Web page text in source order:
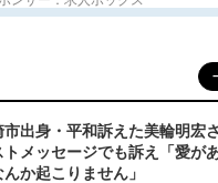
市出身・平和訴えた美輪明宏
トメッセージでも訴え「愛
か起こりません」